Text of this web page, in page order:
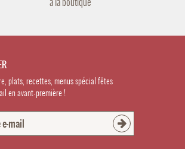
plats, recettes, menus spécial fêtes
en avant-première !